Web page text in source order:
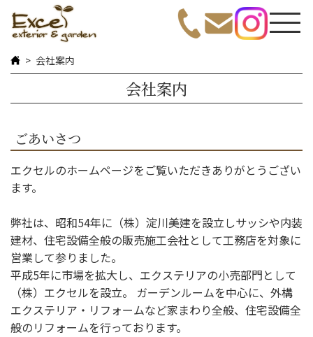
会社案内
会社案内
ごあいさつ
エクセルのホームページをご覧いただきありがとうござい
ます。
弊社は、昭和54年に（株）淀川美建を設立しサッシや内装
建材、住宅設備全般の販売施工会社として工務店を対象に
営業して参りました。
平成5年に市場を拡大し、エクステリアの小売部門として
（株）エクセルを設立。 ガーデンルームを中心に、外構
エクステリア・リフォームなど家まわり全般、住宅設備全
般のリフォームを行っております。